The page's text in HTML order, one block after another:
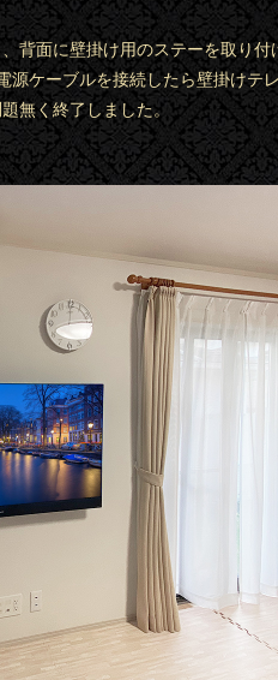
背面に壁掛け用のステーを取り付
ケーブルを接続したら壁掛けテ
無く終了しました。